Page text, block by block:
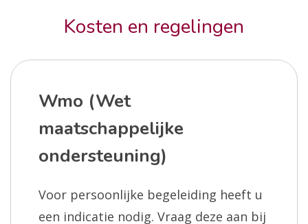
Kosten en regelingen
Wmo (Wet
maatschappelijke
ondersteuning)
Voor persoonlijke begeleiding heeft u
een indicatie nodig. Vraag deze aan bij